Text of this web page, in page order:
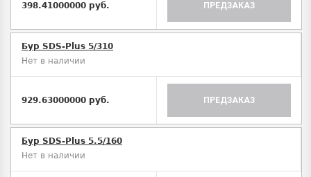
398.41000000 руб. ПРЕДЗАКАЗ
Бур SDS-Plus 5/310
Нет в наличии
929.63000000 руб. ПРЕДЗАКАЗ
Бур SDS-Plus 5.5/160
Нет в наличии